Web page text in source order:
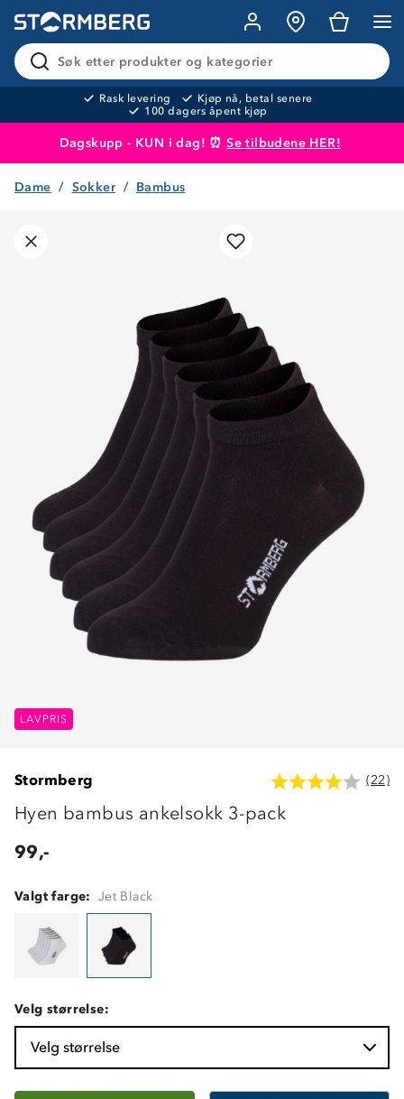
Søk etter produkter og kategorier
Rask levering
Kjøp nå, betal senere
100 dagers åpent kjøp
Dagskupp - KUN i dag! ⏰Se tilbudene HER!
Produktet er lagt i handlekurven
Dame Sokker Bambus
LAVPRIS
Stormberg (22)
Hyen bambus ankelsokk 3-pack
99,-
Valgt farge: Jet Black
Velg størrelse:
Velg størrelse